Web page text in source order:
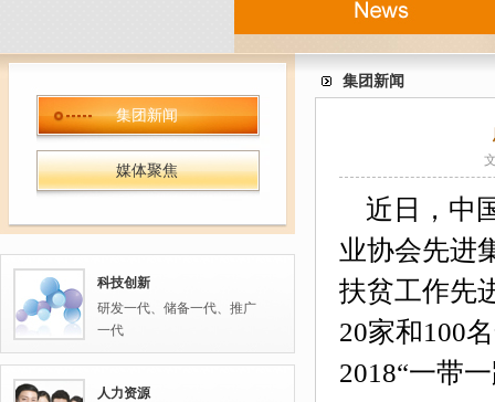
集团新闻
媒体聚焦
科技创新
研发一代、储备一代、推广
一代
人力资源
集团新闻
近日，中
业协会先进
扶贫工作先
20家和100
2018“一带